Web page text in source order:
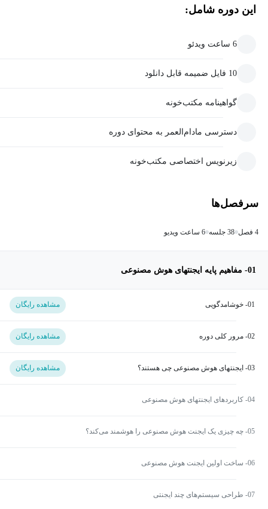
این دوره شامل:
6 ساعت ویدئو
10 فایل ضمیمه قابل دانلود
گواهینامه مکتب‌خونه
دسترسی مادام‌العمر به محتوای دوره
زیرنویس اختصاصی مکتب‌خونه
سرفصل‌ها
4 فصل 38 جلسه 6 ساعت ویدیو
01- مفاهیم پایه ایجنتهای هوش مصنوعی
مشاهده رایگان
مشاهده رایگان
مشاهده رایگان